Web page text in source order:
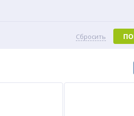
Сбросить